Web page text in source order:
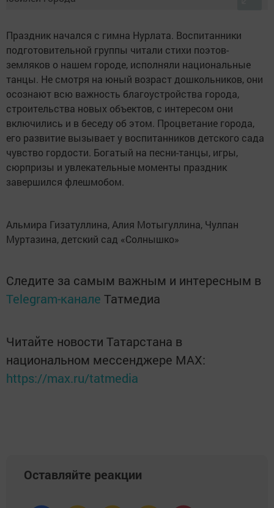
Праздник начался с гимна Нурлата. Воспитанники
подготовительной группы читали стихи поэтов-
земляков о нашем городе, исполняли национальные
танцы. Не смотря на юный возраст дошкольников, они
осознают всю важность благоустройства города,
строительства новых объектов, с интересом они
включились и в беседу об этом. Процветание города,
его развитие вызывает у воспитанников детского сада
чувство гордости. Богатый на песни-танцы, игры,
сюрпризы и увлекательные моменты праздник
завершился флешмобом.
Альмира Гизатуллина, Алия Мотыгуллина, Чулпан
Муртазина, детский сад «Солнышко»
Следите за самым важным и интересным в
Telegram-канале Татмедиа
Читайте новости Татарстана в
национальном мессенджере MАХ:
https://max.ru/tatmedia
Оставляйте реакции